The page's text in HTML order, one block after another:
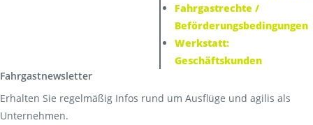
Fahrgastrechte /
Beförderungsbedingungen
Werkstatt:
Geschäftskunden
Fahrgastnewsletter
Erhalten Sie regelmäßig Infos rund um Ausflüge und agilis als
Unternehmen.